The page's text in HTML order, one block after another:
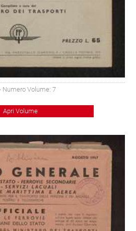
Numero Volume: 7
Apri Volume